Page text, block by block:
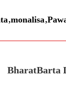
,monalisa,
BharatBarta